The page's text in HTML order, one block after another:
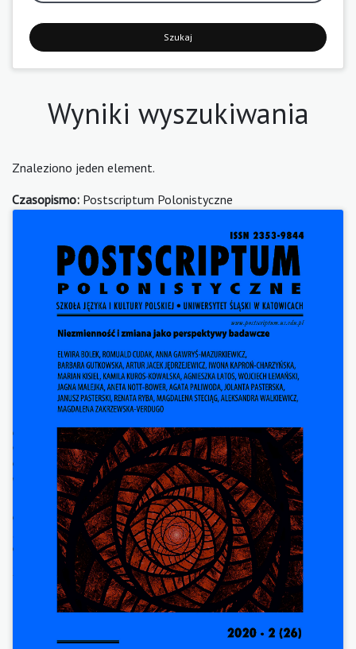
Szukaj
Wyniki wyszukiwania
Znaleziono jeden element.
Czasopismo: Postscriptum Polonistyczne